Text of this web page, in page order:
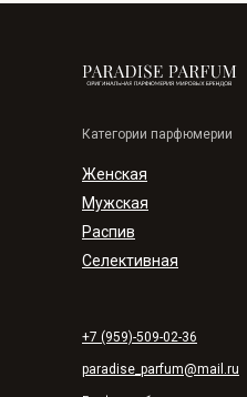
Категории парфюмерии
Женская
Мужская
Распив
Селективная
+7 (959)-509-02-36
paradise_parfum@mail.ru